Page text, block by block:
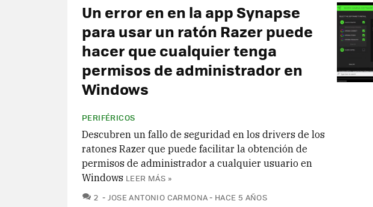
Un error en en la app Synapse
para usar un ratón Razer puede
hacer que cualquier tenga
permisos de administrador en
Windows
PERIFÉRICOS
Descubren un fallo de seguridad en los drivers de los
ratones Razer que puede facilitar la obtención de
permisos de administrador a cualquier usuario en
Windows LEER MÁS »
2 COMENTARIOS
JOSE ANTONIO CARMONA HACE 5 AÑOS